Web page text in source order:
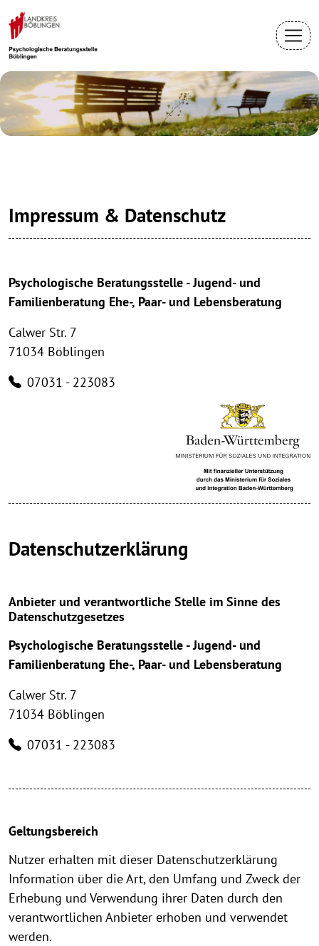
Impressum & Datenschutz
Psychologische Beratungsstelle - Jugend- und
Familienberatung Ehe-, Paar- und Lebensberatung
Calwer Str. 7
71034 Böblingen
07031 - 223083
Datenschutzerklärung
Anbieter und verantwortliche Stelle im Sinne des
Datenschutzgesetzes
Psychologische Beratungsstelle - Jugend- und
Familienberatung Ehe-, Paar- und Lebensberatung
Calwer Str. 7
71034 Böblingen
07031 - 223083
Geltungsbereich
Nutzer erhalten mit dieser Datenschutzerklärung
Information über die Art, den Umfang und Zweck der
Erhebung und Verwendung ihrer Daten durch den
verantwortlichen Anbieter erhoben und verwendet
werden.